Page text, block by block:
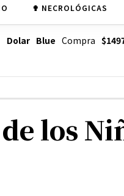
✟ NECROLÓGICAS
Dolar Blue Compra
los